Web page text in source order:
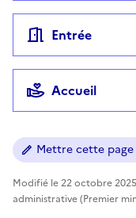
Entrée
Accueil
Mettre cette page
Modifié le 22 octobre
administrative (Premier